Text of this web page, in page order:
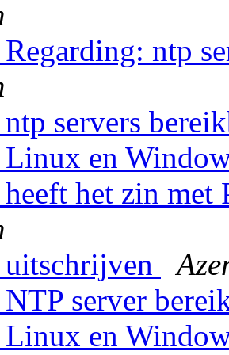
ntp
servers
en
het zin met
server
en